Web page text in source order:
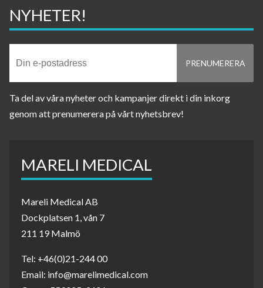
NYHETER!
Ta del av våra nyheter och kampanjer direkt i din inkorg
genom att prenumerera på vårt nyhetsbrev!
MARELI MEDICAL
Mareli Medical AB
Dockplatsen 1, vån 7
211 19 Malmö
Tel: +46(0)21-244 00
Email: info@marelimedical.com